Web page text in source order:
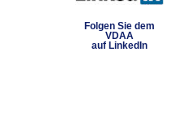
Folgen Sie dem
VDAA
auf LinkedIn